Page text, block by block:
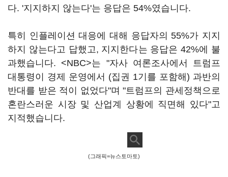
다. '지지하지 않는다'는 응답은 54%였습니다.
특히 인플레이션 대응에 대해 응답자의 55%가 지지
하지 않는다고 답했고, 지지한다는 응답은 42%에 불
과했습니다. <NBC>는 "자사 여론조사에서 트럼프
대통령이 경제 운영에서 (집권 1기를 포함해) 과반의
반대를 받은 적이 없었다"며 "트럼프의 관세정책으로
혼란스러운 시장 및 산업계 상황에 직면해 있다"고
지적했습니다.
(그래픽=뉴스토마토)